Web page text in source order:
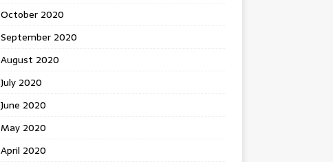
October 2020
September 2020
August 2020
July 2020
June 2020
May 2020
April 2020